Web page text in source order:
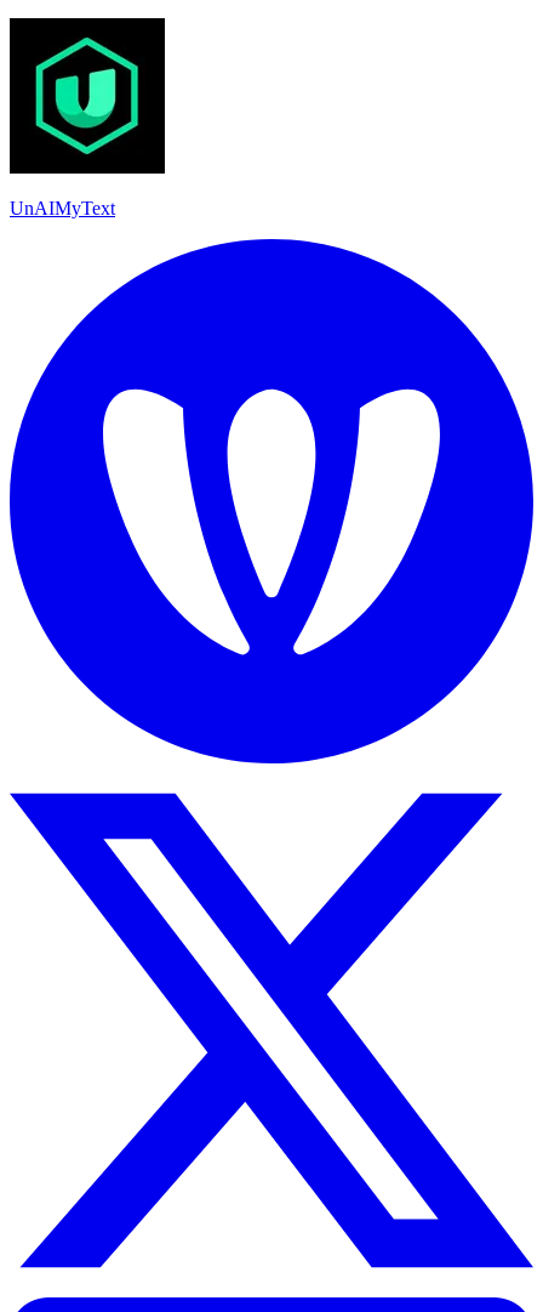
UnAIMyText